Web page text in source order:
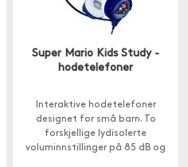
Super Mario Kids Study -
hodetelefoner
Interaktive hodetelefoner
designet for små barn. To
forskjellige lydisolerte
voluminnstillinger på 85 dB og